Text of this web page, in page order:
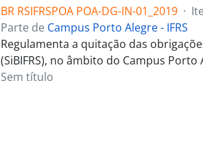
BR RSIFRSPOA POA-DG-IN-01_2019 ·
Parte de Campus Porto Alegre - IFRS
Regulamenta a quitação das
(SiBIFRS), no âmbito do Campus Porto
Sem título